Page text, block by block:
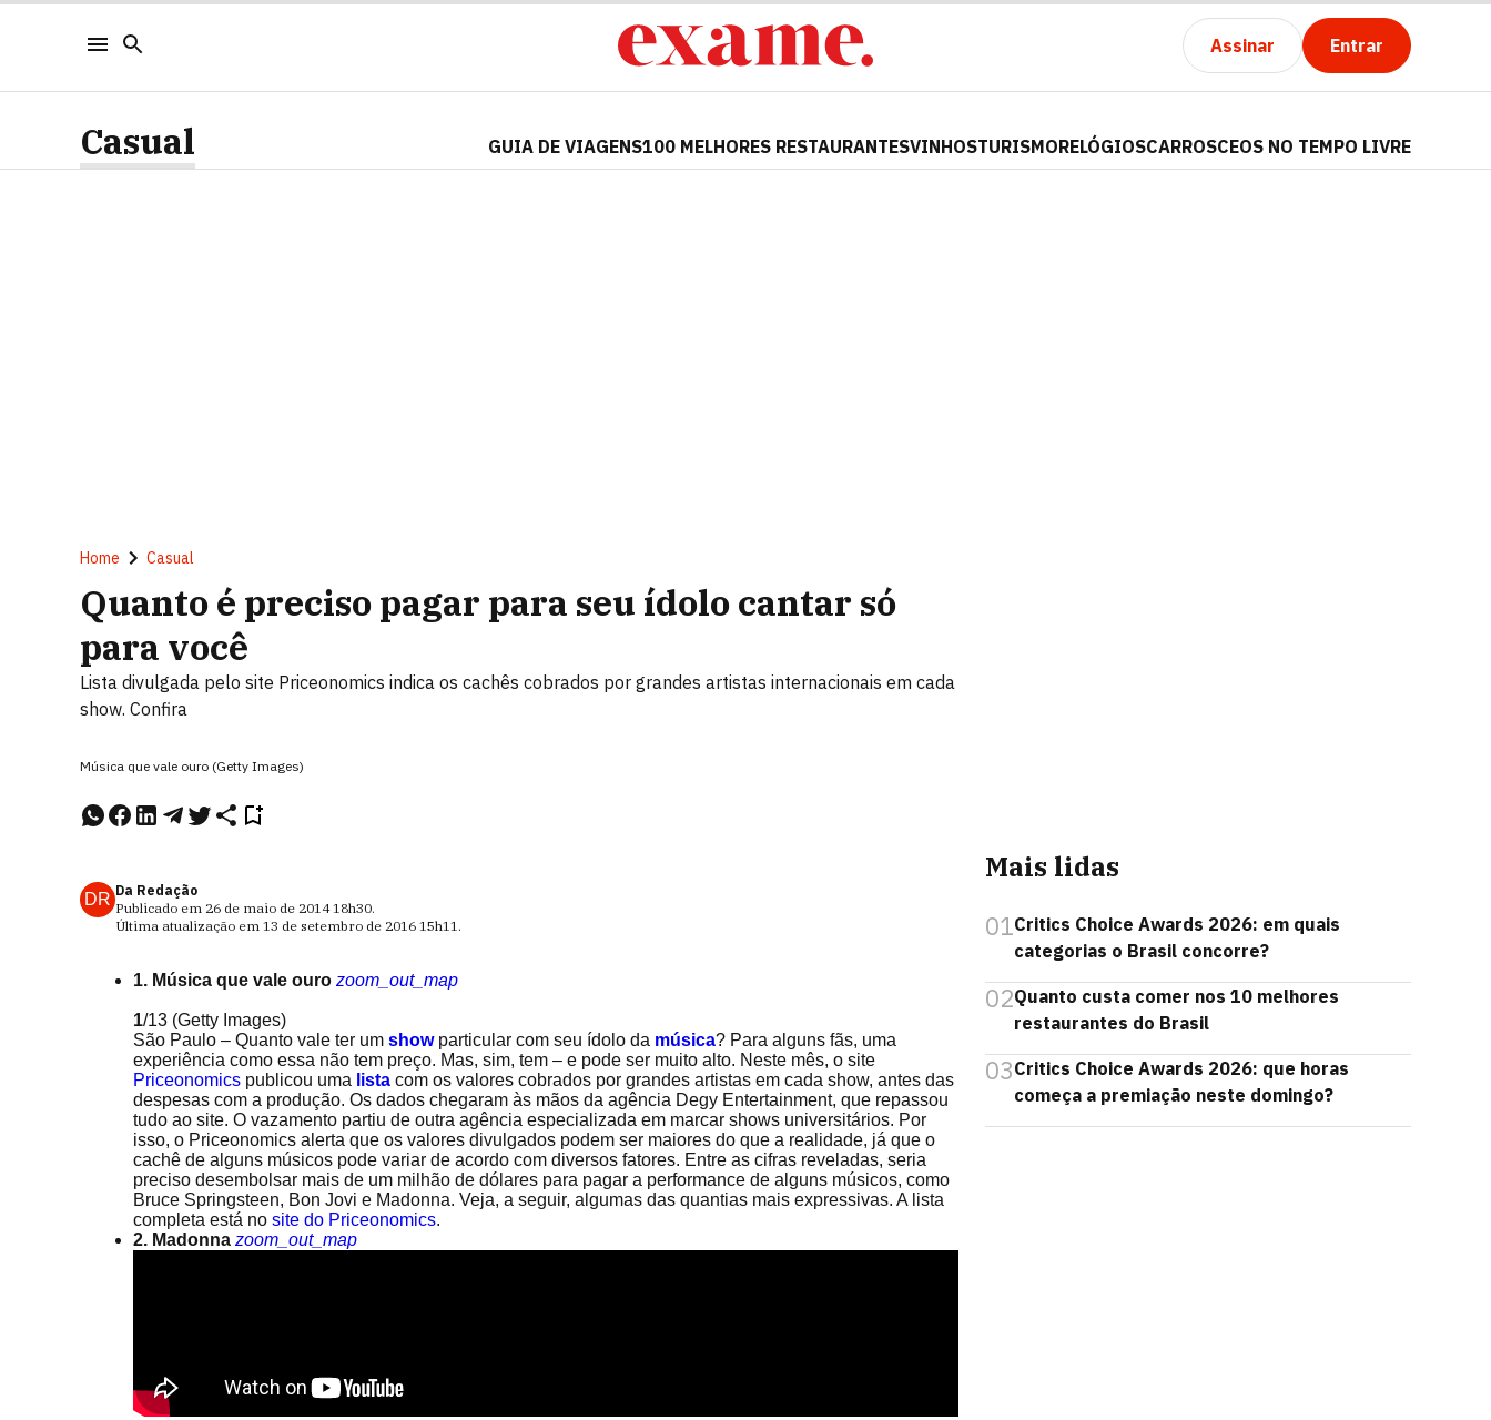
Assinar Entrar
Casual GUIA DE VIAGENS100 MELHORES RESTAURANTESVINHOSTURISMORELÓGIOSCARROSCEOS NO TEMPO LIVRE
Home Casual
Quanto é preciso pagar para seu ídolo cantar só
para você
Lista divulgada pelo site Priceonomics indica os cachês cobrados por grandes artistas internacionais em cada
show. Confira
Música que vale ouro (Getty Images)
DR Da Redação
Publicado em 26 de maio de 2014 18h30.
Última atualização em 13 de setembro de 2016 15h11.
1. Música que vale ouro zoom_out_map
1/13 (Getty Images)
São Paulo – Quanto vale ter um show particular com seu ídolo da música? Para alguns fãs, uma
experiência como essa não tem preço. Mas, sim, tem – e pode ser muito alto. Neste mês, o site
Priceonomics publicou uma lista com os valores cobrados por grandes artistas em cada show, antes das
despesas com a produção. Os dados chegaram às mãos da agência Degy Entertainment, que repassou
tudo ao site. O vazamento partiu de outra agência especializada em marcar shows universitários. Por
isso, o Priceonomics alerta que os valores divulgados podem ser maiores do que a realidade, já que o
cachê de alguns músicos pode variar de acordo com diversos fatores. Entre as cifras reveladas, seria
preciso desembolsar mais de um milhão de dólares para pagar a performance de alguns músicos, como
Bruce Springsteen, Bon Jovi e Madonna. Veja, a seguir, algumas das quantias mais expressivas. A lista
completa está no site do Priceonomics.
2. Madonna zoom_out_map
Mais lidas
01Critics Choice Awards 2026: em quais
categorias o Brasil concorre?
02Quanto custa comer nos 10 melhores
restaurantes do Brasil
03Critics Choice Awards 2026: que horas
começa a premiação neste domingo?